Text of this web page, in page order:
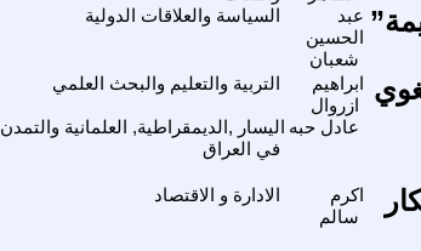
السياسة والعلاقات الدولية
عبد
الحسين
شعبان
التربية والتعليم والبحث العلمي
ابراهيم
ازروال
اليسار ,الديمقراطية, العلمانية والتمدن
في العراق
عادل حبه
الادارة و الاقتصاد
اكرم
سالم